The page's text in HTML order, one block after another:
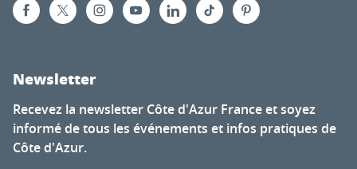
Newsletter
Recevez la newsletter Côte d'Azur France et soyez
informé de tous les événements et infos pratiques de
Côte d'Azur.